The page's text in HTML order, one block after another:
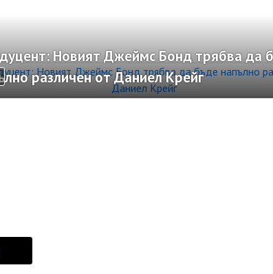
Новият Джеймс Бонд трябва да
различен от Даниел Крейг